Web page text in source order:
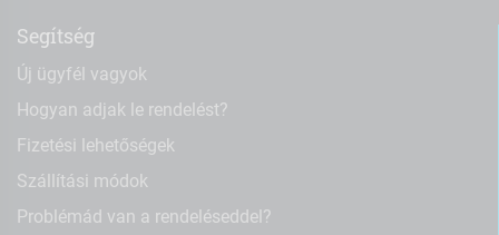
Segítség
Új ügyfél vagyok
Hogyan adjak le rendelést?
Fizetési lehetőségek
Szállítási módok
Problémád van a rendeléseddel?